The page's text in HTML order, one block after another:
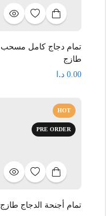
تمام دجاج كامل مسحب
طازج
0.00 د.ا
HOT
PRE ORDER
تمام أجنحة الدجاج طازج